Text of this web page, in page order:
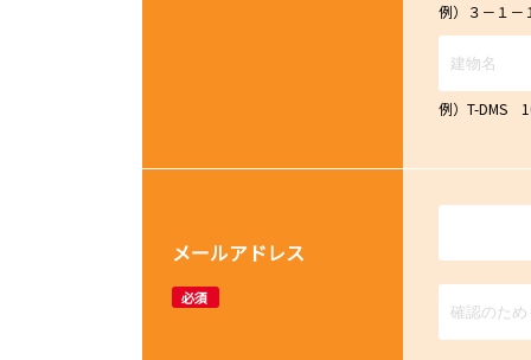
例）３－１－１
例）T-DMS
メールアドレス
必須